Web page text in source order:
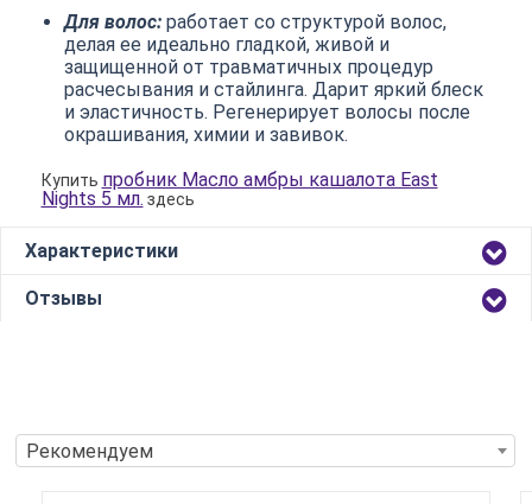
Для волос: работает со структурой волос,
делая ее идеально гладкой, живой и
защищенной от травматичных процедур
расчесывания и стайлинга. Дарит яркий блеск
и эластичность. Регенерирует волосы после
окрашивания, химии и завивок.
Купить пробник Масло амбры кашалота East
Nights 5 мл. здесь
Характеристики
Отзывы
Рекомендуем